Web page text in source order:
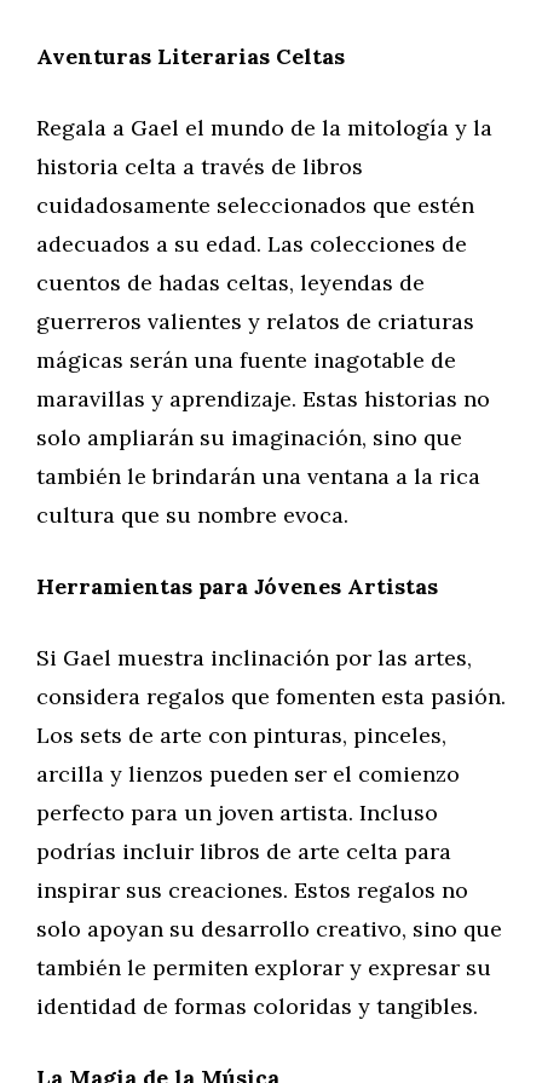
Aventuras Literarias Celtas
Regala a Gael el mundo de la mitología y la
historia celta a través de libros
cuidadosamente seleccionados que estén
adecuados a su edad. Las colecciones de
cuentos de hadas celtas, leyendas de
guerreros valientes y relatos de criaturas
mágicas serán una fuente inagotable de
maravillas y aprendizaje. Estas historias no
solo ampliarán su imaginación, sino que
también le brindarán una ventana a la rica
cultura que su nombre evoca.
Herramientas para Jóvenes Artistas
Si Gael muestra inclinación por las artes,
considera regalos que fomenten esta pasión.
Los sets de arte con pinturas, pinceles,
arcilla y lienzos pueden ser el comienzo
perfecto para un joven artista. Incluso
podrías incluir libros de arte celta para
inspirar sus creaciones. Estos regalos no
solo apoyan su desarrollo creativo, sino que
también le permiten explorar y expresar su
identidad de formas coloridas y tangibles.